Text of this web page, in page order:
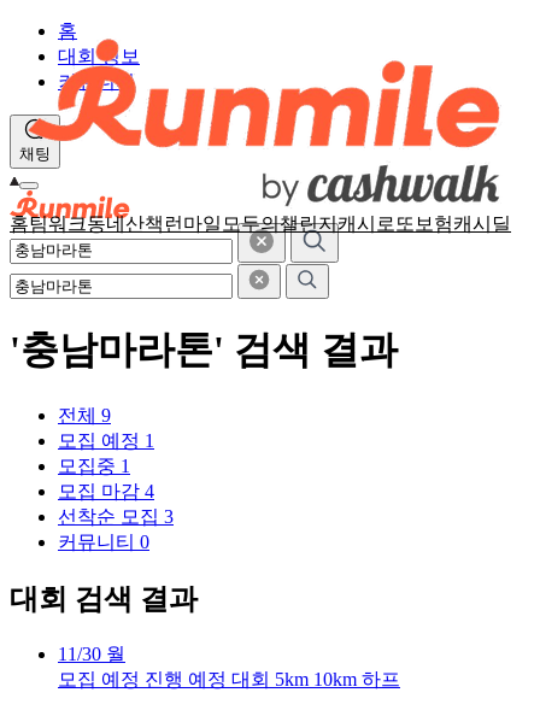
홈팀워크동네산책 런마일 모두의챌린지캐시로또 보험캐시딜
홈
대회 정보
커뮤니티
채팅
'충남마라톤' 검색 결과
전체 9
모집 예정 1
모집중 1
모집 마감 4
선착순 모집 3
커뮤니티 0
대회 검색 결과
11/30 월
모집 예정 진행 예정 대회 5km 10km 하프